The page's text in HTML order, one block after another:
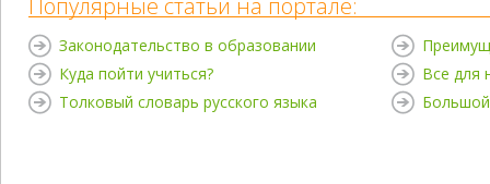
Популярные статьи на портале:
Законодательство в образовании
Куда пойти учиться?
Толковый словарь русского языка
Все для
Большой